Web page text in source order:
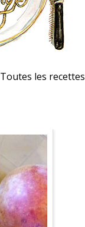
Toutes les recettes